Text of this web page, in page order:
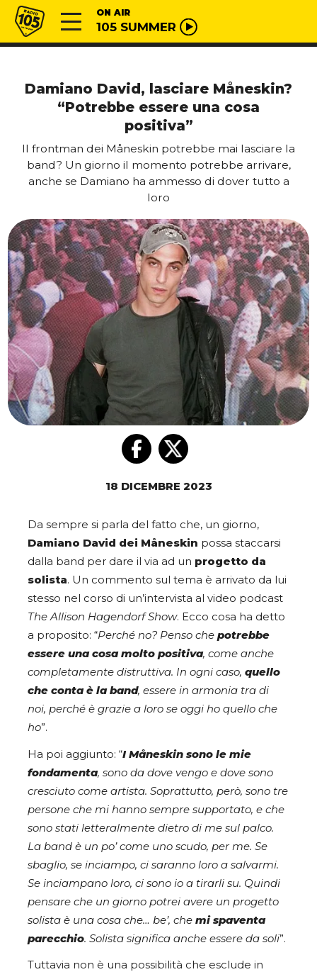
Vai al contenuto
Radio 105 ON AIR
105 SUMMER
Damiano David, lasciare Måneskin?
“Potrebbe essere una cosa
positiva”
Il frontman dei Måneskin potrebbe mai lasciare la
band? Un giorno il momento potrebbe arrivare,
anche se Damiano ha ammesso di dover tutto a
loro
18 DICEMBRE 2023
Da sempre si parla del fatto che, un giorno,
Damiano David dei Måneskin possa staccarsi
dalla band per dare il via ad un progetto da
solista. Un commento sul tema è arrivato da lui
stesso nel corso di un’intervista al video podcast
The Allison Hagendorf Show. Ecco cosa ha detto
a proposito: “Perché no? Penso che potrebbe
essere una cosa molto positiva, come anche
completamente distruttiva. In ogni caso, quello
che conta è la band, essere in armonia tra di
noi, perché è grazie a loro se oggi ho quello che
ho”.
Ha poi aggiunto: “I Måneskin sono le mie
fondamenta, sono da dove vengo e dove sono
cresciuto come artista. Soprattutto, però, sono tre
persone che mi hanno sempre supportato, e che
sono stati letteralmente dietro di me sul palco.
La band è un po’ come uno scudo, per me. Se
sbaglio, se inciampo, ci saranno loro a salvarmi.
Se inciampano loro, ci sono io a tirarli su. Quindi
pensare che un giorno potrei avere un progetto
solista è una cosa che… be’, che mi spaventa
parecchio. Solista significa anche essere da soli”.
Tuttavia non è una possibilità che esclude in